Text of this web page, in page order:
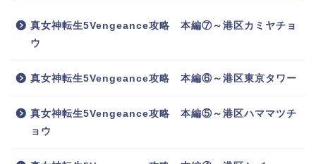
真女神転生5Vengeance攻略 本編⑦～港区カミヤチョ
ウ
真女神転生5Vengeance攻略 本編⑥～港区東京タワー
真女神転生5Vengeance攻略 本編⑤～港区ハママツチ
ョウ